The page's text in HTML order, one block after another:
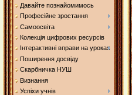
Давайте познайомимось
Професійне зростання
Самоосвіта
Колекція цифрових ресурсів
Інтерактивні вправи на уроках
Поширення досвіду
Скарбничка НУШ
Визнання
Успіхи учнів